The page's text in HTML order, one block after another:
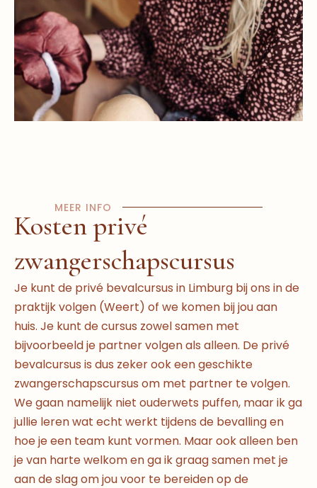
MEER INFO
Kosten privé
zwangerschapscursus
Je kunt de privé bevalcursus in Limburg bij ons in de
praktijk volgen (Weert) of we komen bij jou aan
huis. Je kunt de cursus zowel samen met
bijvoorbeeld je partner volgen als alleen. De privé
bevalcursus is dus zeker ook een geschikte
zwangerschapscursus om met partner te volgen.
We gaan namelijk niet ouderwets puffen, maar ik ga
jullie leren wat echt werkt tijdens de bevalling en
hoe je een team kunt vormen. Maar ook alleen ben
je van harte welkom en ga ik graag samen met je
aan de slag om jou voor te bereiden op de